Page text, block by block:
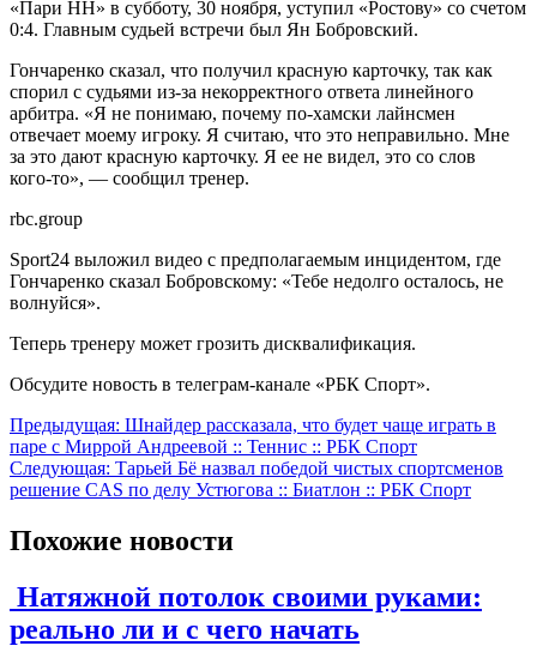
«Пари НН» в субботу, 30 ноября, уступил «Ростову» со счетом
0:4. Главным судьей встречи был Ян Бобровский.
Гончаренко сказал, что получил красную карточку, так как
спорил с судьями из‑за некорректного ответа линейного
арбитра. «Я не понимаю, почему по‑хамски лайнсмен
отвечает моему игроку. Я считаю, что это неправильно. Мне
за это дают красную карточку. Я ее не видел, это со слов
кого‑то», — сообщил тренер.
rbc.group
Sport24 выложил видео с предполагаемым инцидентом, где
Гончаренко сказал Бобровскому: «Тебе недолго осталось, не
волнуйся».
Теперь тренеру может грозить дисквалификация.
Обсудите новость в телеграм-канале «РБК Спорт».
Навигация
по
записям
Предыдущая: Шнайдер рассказала, что будет чаще играть в
паре с Миррой Андреевой :: Теннис :: РБК Спорт
Следующая: Тарьей Бё назвал победой чистых спортсменов
решение CAS по делу Устюгова :: Биатлон :: РБК Спорт
Похожие новости
Натяжной потолок своими руками:
реально ли и с чего начать